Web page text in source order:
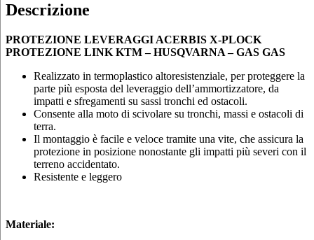
Descrizione
PROTEZIONE LEVERAGGI ACERBIS X-PLOCK
PROTEZIONE LINK KTM – HUSQVARNA – GAS GAS
Realizzato in termoplastico altoresistenziale, per proteggere la
parte più esposta del leveraggio dell’ammortizzatore, da
impatti e sfregamenti su sassi tronchi ed ostacoli.
Consente alla moto di scivolare su tronchi, massi e ostacoli di
terra.
Il montaggio è facile e veloce tramite una vite, che assicura la
protezione in posizione nonostante gli impatti più severi con il
terreno accidentato.
Resistente e leggero
Materiale: